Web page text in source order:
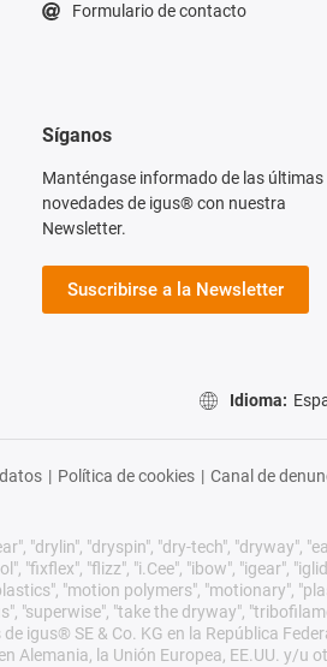
Formulario de contacto
Síganos
Manténgase informado de las últimas
novedades de igus® con nuestra
Newsletter.
Suscribirse a la Newsletter
Idioma:
| Política de cookies | Canal de
"drylin", "dryspin", "dry-tech", "dryway",
"fixflex", "flizz", "i.Cee", "ibow", "igear",
"motion polymers", "motionary",
"superwise", "take the dryway",
igus® SE & Co. KG en la República
Alemania, la Unión Europea, EE.UU. y/u